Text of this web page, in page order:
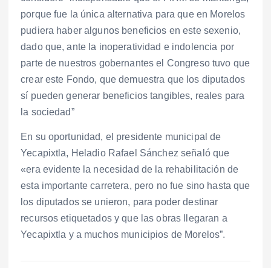
porque fue la única alternativa para que en Morelos
pudiera haber algunos beneficios en este sexenio,
dado que, ante la inoperatividad e indolencia por
parte de nuestros gobernantes el Congreso tuvo que
crear este Fondo, que demuestra que los diputados
sí pueden generar beneficios tangibles, reales para
la sociedad”
En su oportunidad, el presidente municipal de
Yecapixtla, Heladio Rafael Sánchez señaló que
«era evidente la necesidad de la rehabilitación de
esta importante carretera, pero no fue sino hasta que
los diputados se unieron, para poder destinar
recursos etiquetados y que las obras llegaran a
Yecapixtla y a muchos municipios de Morelos”.